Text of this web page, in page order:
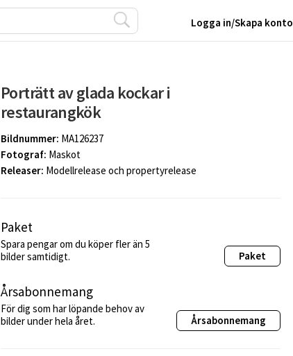
Logga in/Skapa konto
Porträtt av glada kockar i
restaurangkök
Bildnummer: MA126237
Fotograf: Maskot
Releaser: Modellrelease och propertyrelease
Paket
Spara pengar om du köper fler än 5
bilder samtidigt.
Paket
Årsabonnemang
För dig som har löpande behov av
bilder under hela året.
Årsabonnemang